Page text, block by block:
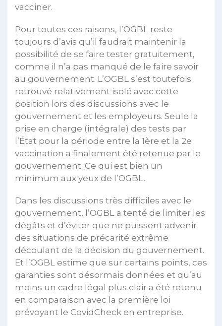
vacciner.
Pour toutes ces raisons, l’OGBL reste
toujours d’avis qu’il faudrait maintenir la
possibilité de se faire tester gratuitement,
comme il n’a pas manqué de le faire savoir
au gouvernement. L’OGBL s’est toutefois
retrouvé relativement isolé avec cette
position lors des discussions avec le
gouvernement et les employeurs. Seule la
prise en charge (intégrale) des tests par
l’État pour la période entre la 1ère et la 2e
vaccination a finalement été retenue par le
gouvernement. Ce qui est bien un
minimum aux yeux de l’OGBL.
Dans les discussions très difficiles avec le
gouvernement, l’OGBL a tenté de limiter les
dégâts et d’éviter que ne puissent advenir
des situations de précarité extrême
découlant de la décision du gouvernement.
Et l’OGBL estime que sur certains points, ces
garanties sont désormais données et qu’au
moins un cadre légal plus clair a été retenu
en comparaison avec la première loi
prévoyant le CovidCheck en entreprise.